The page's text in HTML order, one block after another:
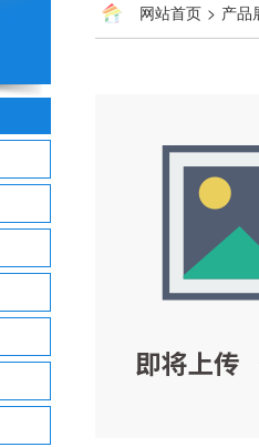
网站首页 > 产品